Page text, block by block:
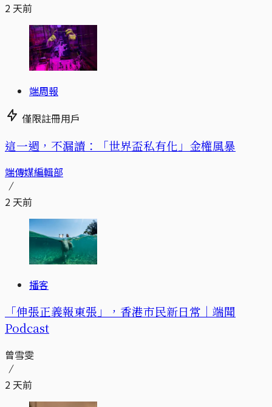
2 天前
端周報
僅限註冊用戶
這一週，不漏讀：「世界盃私有化」金權風暴
端傳媒編輯部
2 天前
播客
「伸張正義報東張」，香港市民新日常｜端聞
Podcast
曾雪雯
2 天前